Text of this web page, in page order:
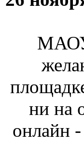
МАОУ
ни на
онлайн -